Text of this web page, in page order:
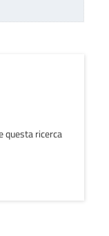
questa ricerca